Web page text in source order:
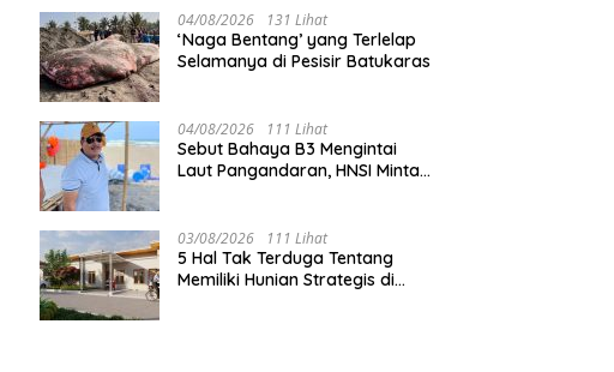
04/08/2026 131 Lihat
‘Naga Bentang’ yang Terlelap
Selamanya di Pesisir Batukaras
04/08/2026 111 Lihat
Sebut Bahaya B3 Mengintai
Laut Pangandaran, HNSI Minta
03/08/2026 111 Lihat
5 Hal Tak Terduga Tentang
Memiliki Hunian Strategis di